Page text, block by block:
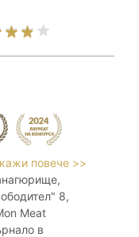
повече >>
8,
Meat
в